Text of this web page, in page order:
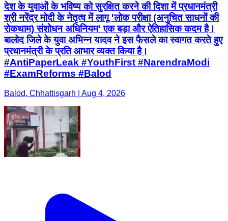
देश के युवाओं के भविष्य को सुरक्षित करने की दिशा में प्रधानमंत्री
श्री नरेंद्र मोदी के नेतृत्व में लागू 'लोक परीक्षा (अनुचित साधनों की
रोकथाम) संशोधन अधिनियम' एक बड़ा और ऐतिहासिक कदम है।
बालोद जिले के युवा अभिन्न यादव ने इस फैसले का स्वागत करते हुए
प्रधानमंत्री के प्रति आभार व्यक्त किया है।
#AntiPaperLeak #YouthFirst #NarendraModi
#ExamReforms #Balod
Balod, Chhattisgarh | Aug 4, 2026